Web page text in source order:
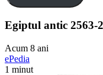
Egiptul antic 2563-
Acum 8 ani
ePedia
1 minut